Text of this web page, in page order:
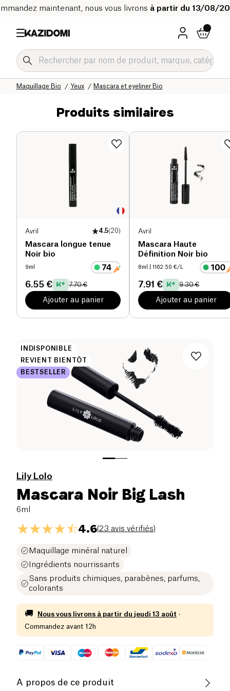
maintenant, nous vous livrons à partir du 13/08/
Mascara et eyeliner Bio
Yeux
Maquillage Bio
Hygiène & Beauté
Notre catalogue bio
Accueil
Produits similaires
Avril 4.5(20)
Mascara longue tenue
Noir bio
9ml
6.55 € 7.70 €
Ajouter au panier
Avril
Mascara Haute
Définition Noir bio
8ml | 1162.50 €/L
7.91 € 9.30 €
Ajouter au panier
INDISPONIBLE
REVIENT BIENTÔT
BESTSELLER
Lily Lolo
Mascara Noir Big Lash
6ml
4.6(23 avis vérifiés)
Maquillage minéral naturel
Ingrédients nourrissants
Sans produits chimiques, parabènes, parfums,
colorants
🚚 Nous vous livrons à partir du jeudi 13 août ·
Commandez avant 12h
A propos de ce produit